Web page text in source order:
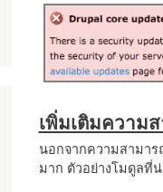
เพิ่มเติมความ
นอกจากความสามาร
มาก ตัวอย่างโมดูลที่